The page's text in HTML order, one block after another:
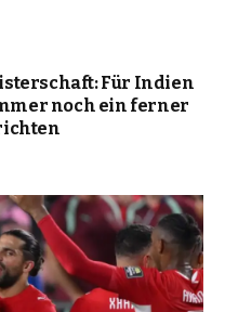
Für Indien
noch ein ferner